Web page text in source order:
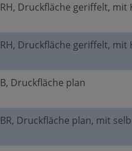
RH, Druckfläche geriffelt,
RH, Druckfläche geriffelt,
B, Druckfläche plan
BR, Druckfläche plan, mit